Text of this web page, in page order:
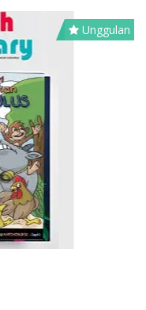
Unggulan